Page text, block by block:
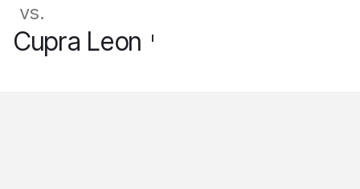
vs.
Cupra Leon I